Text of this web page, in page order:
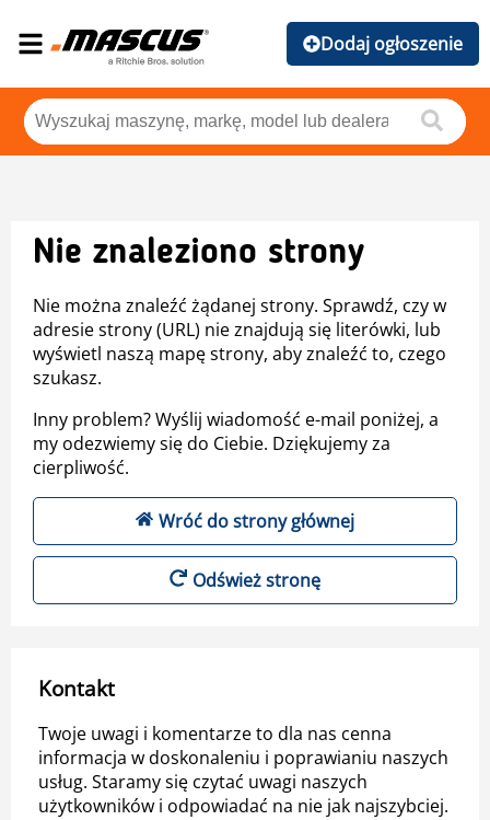
Dodaj ogłoszenie
Nie znaleziono strony
Nie można znaleźć żądanej strony. Sprawdź, czy w
adresie strony (URL) nie znajdują się literówki, lub
wyświetl naszą mapę strony, aby znaleźć to, czego
szukasz.
Inny problem? Wyślij wiadomość e-mail poniżej, a
my odezwiemy się do Ciebie. Dziękujemy za
cierpliwość.
Wróć do strony głównej
Odśwież stronę
Kontakt
Twoje uwagi i komentarze to dla nas cenna
informacja w doskonaleniu i poprawianiu naszych
usług. Staramy się czytać uwagi naszych
użytkowników i odpowiadać na nie jak najszybciej.